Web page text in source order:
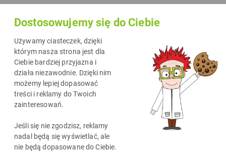
Dostosowujemy się do Ciebie
Używamy ciasteczek, dzięki
którym nasza strona jest dla
Ciebie bardziej przyjazna i
działa niezawodnie. Dzięki nim
możemy lepiej dopasować
treści i reklamy do Twoich
zainteresowań.
Jeśli się nie zgodzisz, reklamy
nadal będą się wyświetlać, ale
nie będą dopasowane do Ciebie.
użytkownikom narzędzia, które usprawniają proces
uzyskać niesamowite efekty, które do tej pory wymagałyby
zaawansowanych umiejętności lub drogich narzędzi. Oto trzy
aplikacje AI, które warto poznać, jeśli chcesz tworzyć
unikalny content.